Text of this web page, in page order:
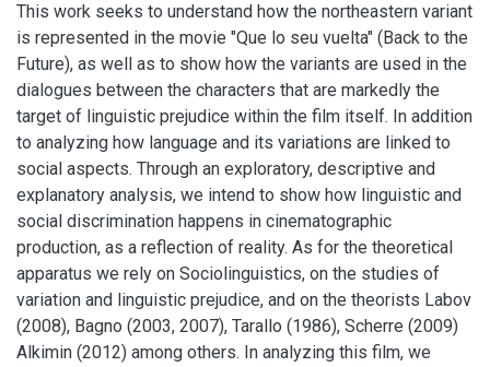
This work seeks to understand how the northeastern variant
is represented in the movie "Que lo seu vuelta" (Back to the
Future), as well as to show how the variants are used in the
dialogues between the characters that are markedly the
target of linguistic prejudice within the film itself. In addition
to analyzing how language and its variations are linked to
social aspects. Through an exploratory, descriptive and
explanatory analysis, we intend to show how linguistic and
social discrimination happens in cinematographic
production, as a reflection of reality. As for the theoretical
apparatus we rely on Sociolinguistics, on the studies of
variation and linguistic prejudice, and on the theorists Labov
(2008), Bagno (2003, 2007), Tarallo (1986), Scherre (2009)
Alkimin (2012) among others. In analyzing this film, we